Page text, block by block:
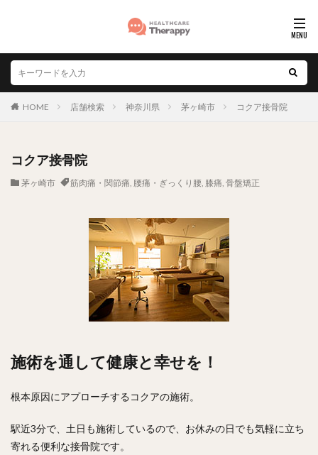
HOME 店舗検索 神奈川県 茅ヶ崎市 コクア接骨院
コクア接骨院
茅ヶ崎市 筋肉痛・関節痛, 腰痛・ぎっくり腰, 膝痛, 骨盤矯正
施術を通して健康と幸せを！
根本原因にアプローチするコクアの施術。
駅近3分で、土日も施術しているので、お休みの日でも気軽に立ち
寄れる便利な接骨院です。